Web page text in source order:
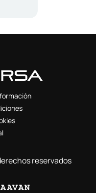
reservados